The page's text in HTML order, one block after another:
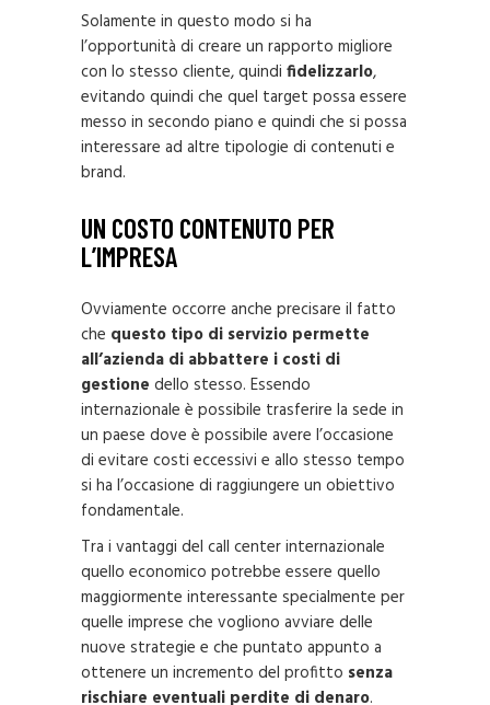
Solamente in questo modo si ha
l’opportunità di creare un rapporto migliore
con lo stesso cliente, quindi fidelizzarlo,
evitando quindi che quel target possa essere
messo in secondo piano e quindi che si possa
interessare ad altre tipologie di contenuti e
brand.
UN COSTO CONTENUTO PER
L’IMPRESA
Ovviamente occorre anche precisare il fatto
che questo tipo di servizio permette
all’azienda di abbattere i costi di
gestione dello stesso. Essendo
internazionale è possibile trasferire la sede in
un paese dove è possibile avere l’occasione
di evitare costi eccessivi e allo stesso tempo
si ha l’occasione di raggiungere un obiettivo
fondamentale.
Tra i vantaggi del call center internazionale
quello economico potrebbe essere quello
maggiormente interessante specialmente per
quelle imprese che vogliono avviare delle
nuove strategie e che puntato appunto a
ottenere un incremento del profitto senza
rischiare eventuali perdite di denaro.